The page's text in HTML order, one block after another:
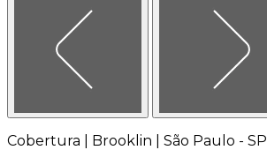
Cobertura | Brooklin | São Paulo - SP